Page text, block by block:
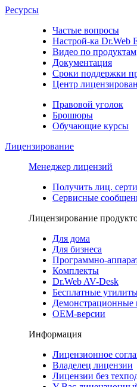
Ресурсы
Частые вопросы
Настрой-ка Dr.Web
Видео по продуктам
Документация
Сроки поддержки
Центр
Правовой уголок
Брошюры
Обучающие курсы
Лицензирование
Менеджер лицензий
Получить лиц.
Сервисные
Лицензирование
Для дома
Для бизнеса
Программно-
Комплекты
Dr.Web AV-Desk
Бесплатные
Демонстрационные
ОЕМ-версии
Информация
Лицензионное
Владелец лицензии
Лицензии без